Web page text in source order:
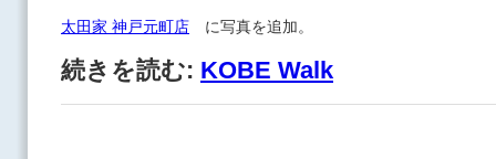
太田家 神戸元町店 に写真を追加。
続きを読む: KOBE Walk